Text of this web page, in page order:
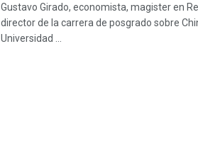
Gustavo Girado, economista, magister en
director de la carrera de posgrado sobre
Universidad ...